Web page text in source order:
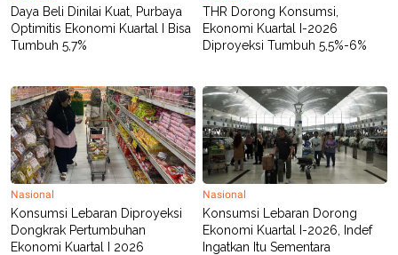
PEDOMAN
PEMBERITAAN
SIBER
Daya Beli Dinilai Kuat, Purbaya
Optimitis Ekonomi Kuartal I Bisa
Tumbuh 5,7%
THR Dorong Konsumsi,
Ekonomi Kuartal I-2026
Diproyeksi Tumbuh 5,5%-6%
Nasional
Konsumsi Lebaran Diproyeksi
Dongkrak Pertumbuhan
Ekonomi Kuartal I 2026
Nasional
Konsumsi Lebaran Dorong
Ekonomi Kuartal I-2026, Indef
Ingatkan Itu Sementara